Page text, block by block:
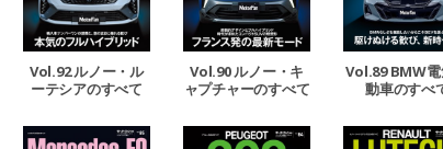
Vol.92 ルノー・ル
ーテシアのすべて
Vol.90 ルノー・キ
ャプチャーのすべて
Vol.89 BMW電
動車のすべ